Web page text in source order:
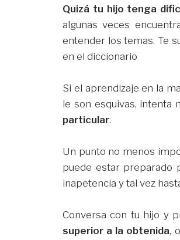
Quizá tu hijo tenga
algunas veces
entender los temas. Te
en el diccionario
Si el aprendizaje en la
le son esquivas, intenta
particular.
Un punto no menos
puede estar preparado
inapetencia y tal vez
Conversa con tu hijo y
superior a la obtenida,